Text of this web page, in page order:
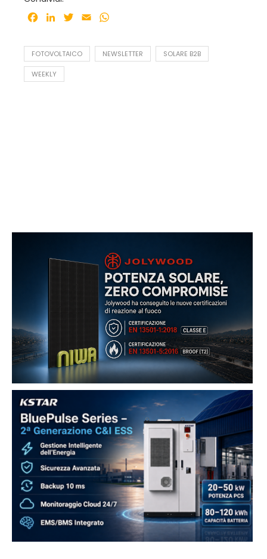
Facebook
LinkedInTwitter
Email
FOTOVOLTAICO NEWSLETTER SOLARE B2B
WEEKLY